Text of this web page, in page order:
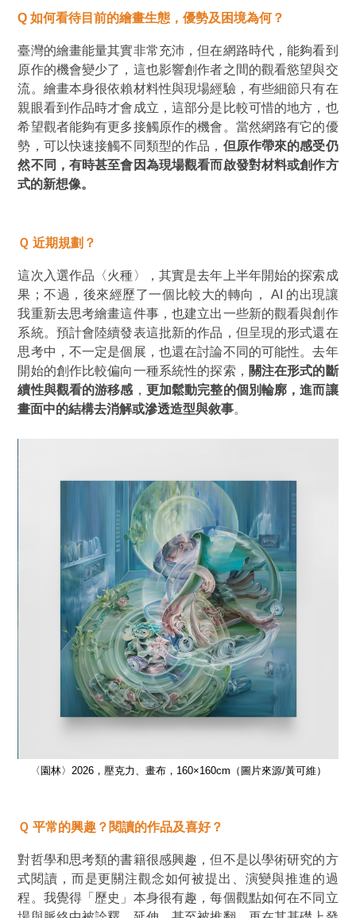
Q如何看待目前的繪畫生態，優勢及困境為何？
臺灣的繪畫能量其實非常充沛，但在網路時代，能夠看到
原作的機會變少了，這也影響創作者之間的觀看慾望與交
流。繪畫本身很依賴材料性與現場經驗，有些細節只有在
親眼看到作品時才會成立，這部分是比較可惜的地方，也
希望觀者能夠有更多接觸原作的機會。當然網路有它的優
勢，可以快速接觸不同類型的作品， 但原作帶來的感受仍
然不同，有時甚至會因為現場觀看而啟發對材料或創作方
式的新想像。
Ｑ 近期規劃？
這次入選作品 〈火種〉
，其實是去年上半年開始的探索成
果；不過，後來經歷了一個比較大的轉向， AI 的出現讓
我重新去思考繪畫這件事，也建立出一些新的觀看與創作
系統。預計會陸續發表這批新的作品，但呈現的形式還在
思考中，不一定是個展，也還在討論不同的可能性。去年
開始的創作比較偏向一種系統性的探索， 關注在形式的斷
續性與觀看的游移感 ， 更加鬆動完整的個別輪廓，進而讓
畫面中的結構去消解或滲透造型與敘事。
〈園林〉2026，壓克力、畫布，160×160cm（圖片來源/黃可維）
Ｑ 平常的興趣？閱讀的作品及喜好？
對哲學和思考類的書籍很感興趣，但不是以學術研究的方
式閱讀，而是更關注觀念如何被提出、演變與推進的過
程。我覺得「歷史」本身很有趣，每個觀點如何在不同立